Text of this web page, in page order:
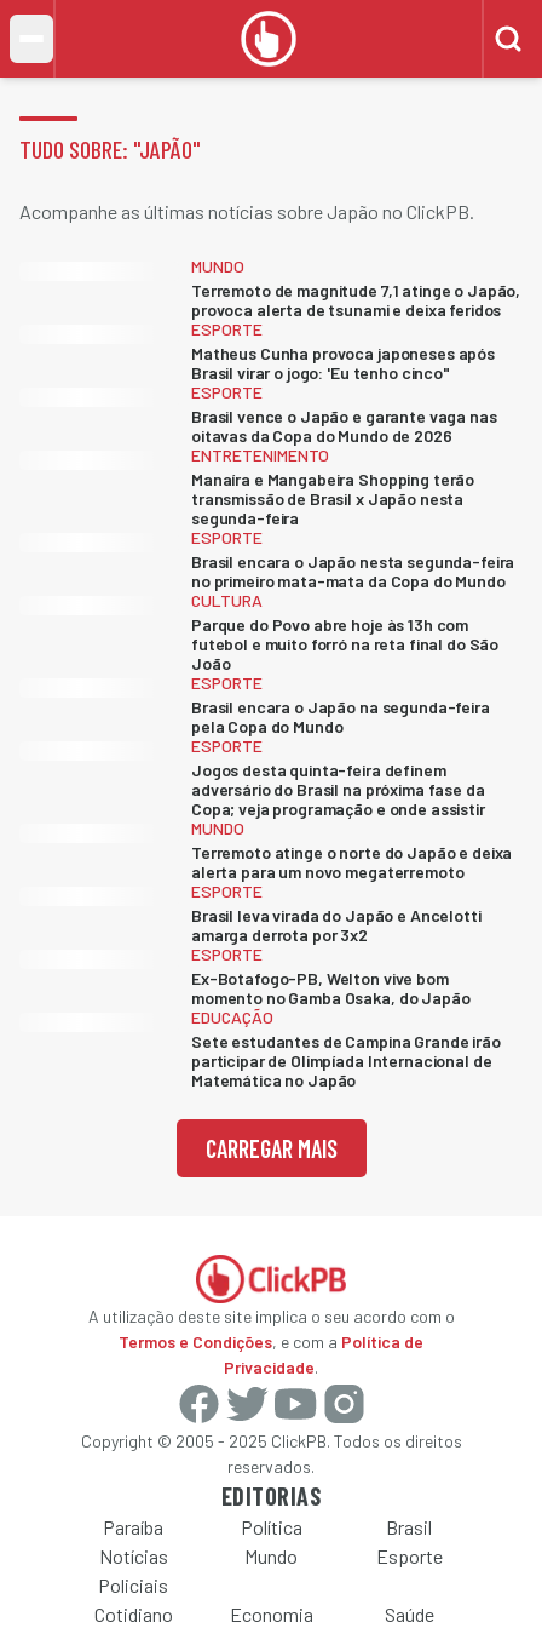
TUDO SOBRE: "JAPÃO"
Acompanhe as últimas notícias sobre Japão no ClickPB.
MUNDO
Terremoto de magnitude 7,1 atinge o Japão,
provoca alerta de tsunami e deixa feridos
ESPORTE
Matheus Cunha provoca japoneses após
Brasil virar o jogo: 'Eu tenho cinco"
ESPORTE
Brasil vence o Japão e garante vaga nas
oitavas da Copa do Mundo de 2026
ENTRETENIMENTO
Manaíra e Mangabeira Shopping terão
transmissão de Brasil x Japão nesta
segunda-feira
ESPORTE
Brasil encara o Japão nesta segunda-feira
no primeiro mata-mata da Copa do Mundo
CULTURA
Parque do Povo abre hoje às 13h com
futebol e muito forró na reta final do São
João
ESPORTE
Brasil encara o Japão na segunda-feira
pela Copa do Mundo
ESPORTE
Jogos desta quinta-feira definem
adversário do Brasil na próxima fase da
Copa; veja programação e onde assistir
MUNDO
Terremoto atinge o norte do Japão e deixa
alerta para um novo megaterremoto
ESPORTE
Brasil leva virada do Japão e Ancelotti
amarga derrota por 3x2
ESPORTE
Ex-Botafogo-PB, Welton vive bom
momento no Gamba Osaka, do Japão
EDUCAÇÃO
Sete estudantes de Campina Grande irão
participar de Olimpíada Internacional de
Matemática no Japão
CARREGAR MAIS
A utilização deste site implica o seu acordo com o
Termos e Condições, e com a Política de
Privacidade.
Copyright © 2005 - 2025 ClickPB. Todos os direitos
reservados.
EDITORIAS
Paraíba Política
Brasil
Notícias
Policiais
Mundo Esporte
Cotidiano Economia Saúde